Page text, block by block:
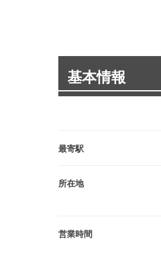
基本情報
最寄駅
所在地
営業時間